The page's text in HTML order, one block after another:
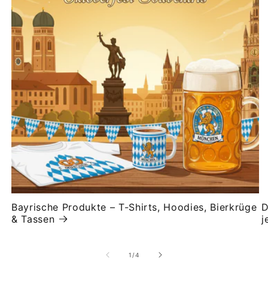
Bayrische Produkte – T-Shirts, Hoodies, Bierkrüge
& Tassen
1 /von
4